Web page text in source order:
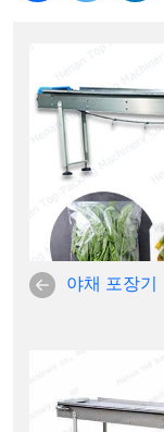
야채 포장기